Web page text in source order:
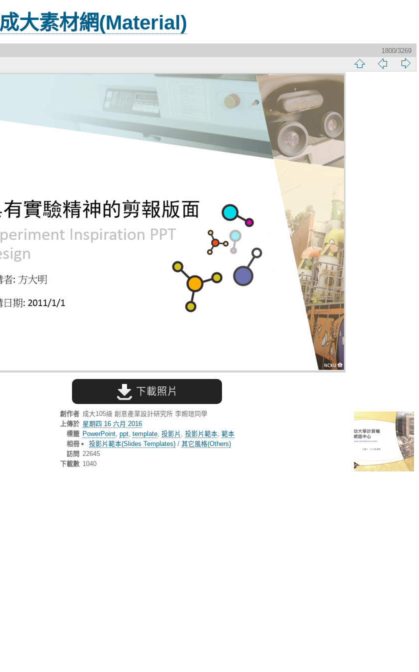
成大素材網(Material)
1800/3269
略
頁
一
下載照片
創作者 成大105級 創意產業設計研究所 李婉瑄同學
上傳於 星期四 16 六月 2016
標籤 PowerPoint ppt template 投影片 投影片範本 範本
相冊
投影片範本(Slides Templates)/ 其它風格(Others)
訪問 22645
下載數 1040